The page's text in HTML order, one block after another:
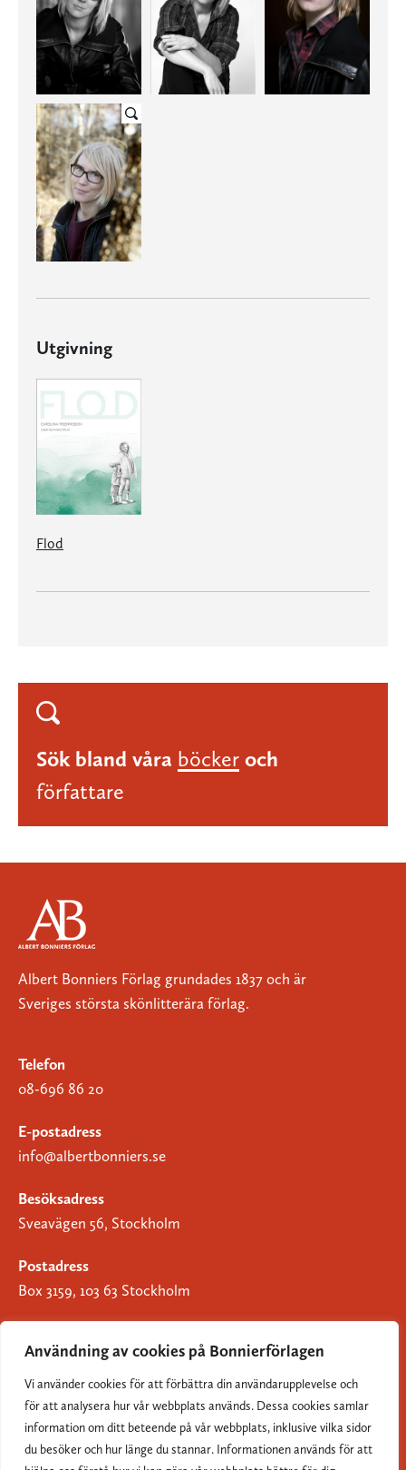
Användning av cookies på Bonnierförlagen
Vi använder cookies för att förbättra din användarupplevelse och
för att analysera hur vår webbplats används. Dessa cookies samlar
information om ditt beteende på vår webbplats, inklusive vilka sidor
du besöker och hur länge du stannar. Informationen används för att
Utgivning
Flod
Sök bland våra böcker och
författare
Albert Bonniers Förlag grundades 1837 och är
Sveriges största skönlitterära förlag.
Telefon
08-696 86 20
E-postadress
info@albertbonniers.se
Besöksadress
Sveavägen 56, Stockholm
Postadress
Box 3159, 103 63 Stockholm
Om Bonnierförlagen
Cookies
Integritetspolicy